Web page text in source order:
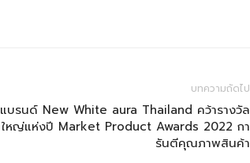
บทความถัดไป
แบรนด์ New White aura Thailand คว้ารางวัล
ใหญ่แห่งปี Market Product Awards 2022 กา
รันตีคุณภาพสินค้า